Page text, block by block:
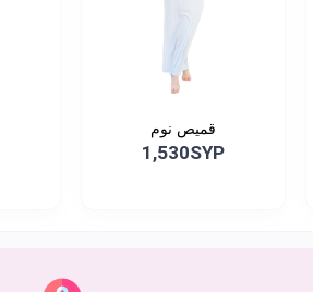
قميص نوم
1,530SYP